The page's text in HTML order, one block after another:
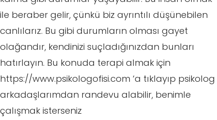
ile beraber gelir, çünkü biz ayrıntılı düşünebilen
canlılarız. Bu gibi durumların olması gayet
olağandır, kendinizi suçladığınızdan bunları
hatırlayın. Bu konuda terapi almak için
https://www.psikologofisi.com ‘a tıklayıp psikolog
arkadaşlarımdan randevu alabilir, benimle
çalışmak isterseniz